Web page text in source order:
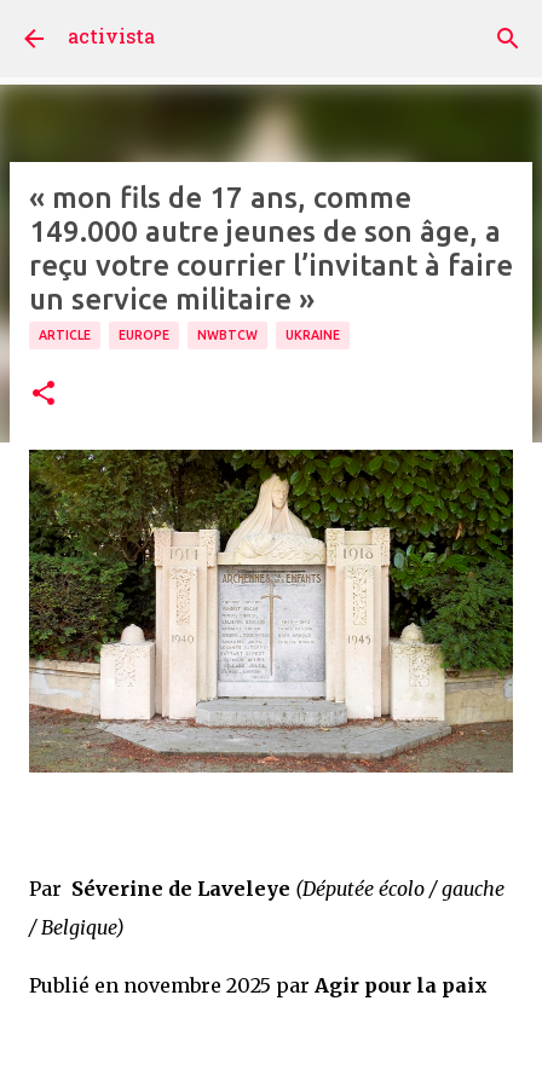
Accéder au contenu principal
activista
« mon fils de 17 ans, comme
149.000 autre jeunes de son âge, a
reçu votre courrier l’invitant à faire
un service militaire »
ARTICLE EUROPE NWBTCW UKRAINE
Par Séverine de Laveleye (Députée écolo / gauche
/ Belgique)
Publié en novembre 2025 par Agir pour la paix